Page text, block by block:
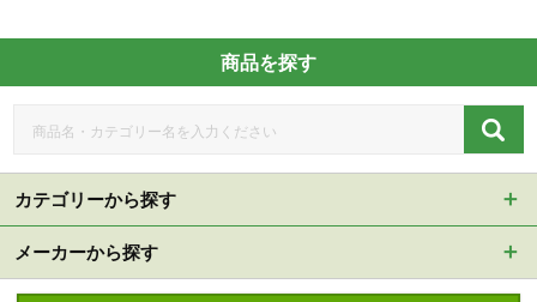
商品を探す
カテゴリーから探す
メーカーから探す